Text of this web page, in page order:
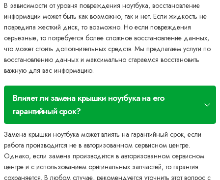
В зависимости от уровня повреждения ноутбука, восстановление
информации может быть как возможно, так и нет. Если жидкость не
повредила жесткий диск, то возможно. Но если повреждения
серьезные, то потребуется более сложное восстановление данных,
что может стоить дополнительных средств. Мы предлагаем услуги по
восстановлению данных и максимально стараемся восстановить
важную для вас информацию.
Влияет ли замена крышки ноутбука на его
гарантийный срок?
Замена крышки ноутбука может влиять на гарантийный срок, если
работа производится не в авторизованном сервисном центре.
Однако, если замена производится в авторизованном сервисном
центре и с использованием оригинальных запчастей, то гарантия
сохраняется. В любом случае, рекомендуется уточнить этот вопрос с